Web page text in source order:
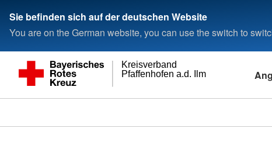
Sie befinden sich auf der deutschen Website
You are on the German website, you can use the switch to
Pfaffenhofen a.d. Ilm
Kreisverband